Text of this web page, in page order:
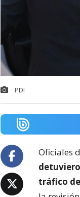
PDI
Oficiales
tráfico